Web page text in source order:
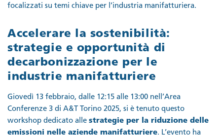
focalizzati su temi chiave per l’industria manifatturiera.
Accelerare la sostenibilità:
strategie e opportunità di
decarbonizzazione per le
industrie manifatturiere
Giovedì 13 febbraio, dalle 12:15 alle 13:00 nell’Area
Conferenze 3 di A&T Torino 2025, si è tenuto questo
workshop dedicato alle strategie per la riduzione delle
emissioni nelle aziende manifatturiere. L’evento ha